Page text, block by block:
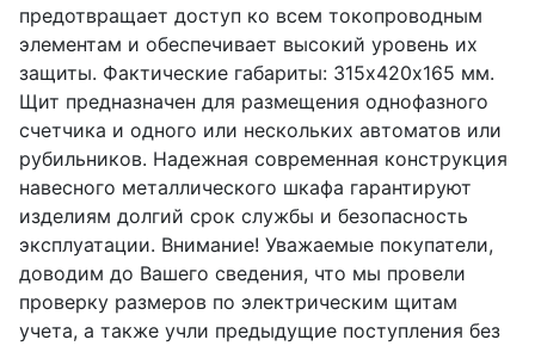
предотвращает доступ ко всем токопроводным
элементам и обеспечивает высокий уровень их
защиты. Фактические габариты: 315х420х165 мм.
Щит предназначен для размещения однофазного
счетчика и одного или нескольких автоматов или
рубильников. Надежная современная конструкция
навесного металлического шкафа гарантируют
изделиям долгий срок службы и безопасность
эксплуатации. Внимание! Уважаемые покупатели,
доводим до Вашего сведения, что мы провели
проверку размеров по электрическим щитам
учета, а также учли предыдущие поступления без